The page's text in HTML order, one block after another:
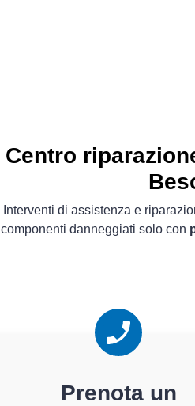
Centro
Interventi di assistenza e
componenti danneggiati solo con
Prenota un